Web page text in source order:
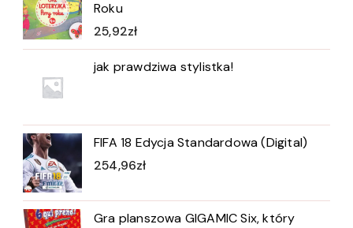
Roku
25,92zł
jak prawdziwa stylistka!
FIFA 18 Edycja Standardowa (Digital)
254,96zł
Gra planszowa GIGAMIC Six, który